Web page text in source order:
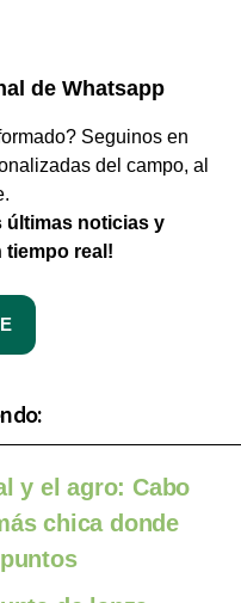
de Whatsapp
Seguinos en
del campo, al
últimas noticias y
tiempo real!
y el agro: Cabo
chica donde